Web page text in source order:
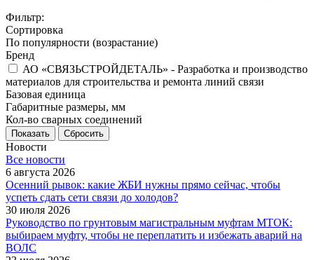
Фильтр:
Сортировка
По популярности (возрастание)
Бренд
АО «СВЯЗЬСТРОЙДЕТАЛЬ» - Разработка и производство
материалов для строительства и ремонта линий связи
Базовая единица
Габаритные размеры, мм
Кол-во сварных соединений
Показать Сбросить
Новости
Все новости
6 августа 2026
Осенний рывок: какие ЖБИ нужны прямо сейчас, чтобы
успеть сдать сети связи до холодов?
30 июля 2026
Руководство по грунтовым магистральным муфтам МТОК:
выбираем муфту, чтобы не переплатить и избежать аварий на
ВОЛС